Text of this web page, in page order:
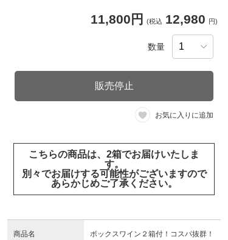
11,800円 (税込 12,980 円)
数量
販売停止
お気に入りに追加
こちらの商品は、2箱でお届けいたしま
す。
別々でお届けする可能性がございますので
あらかじめご了承ください。
商品名
ボックスワイン２箱付！コスパ抜群！